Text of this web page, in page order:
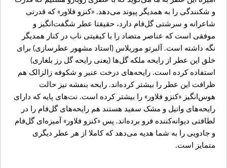
و شکنندگی را به همدیگر پیوند می‌دهد. «کنزو فلاور» که قدرتی
شاعرانه و سرشتی گل‌فام دارد، حقیقتا عطر شگفت‌انگیز و
موفقی است که عناصر متضاد را با کیفیتی ناب در کنار همدیگر
نگه داشته است. آلبرتو موریلاس (استاد مشهور عطرسازی) برای
خلق این عطر از رایحه ملکه گل‌ها (یعنی رایحه گل رز بلغاری)
استفاده کرده است. رایحه‌های درخت عنبر و شکوفه زالزالک هم
ظرافت این عطر را بیشتر کرده‌اند. رایحه بنفشه نیز حالت
هوس‌انگیز «کنزو فلاور» را بیشتر کرده است. نت‌های پایه که دارای
رایحه‌های وانیل و مشک سفید هستند هم رایحه‌های گل‌فام را در
لطافتی دیوانه‌کننده فرو برده‌اند. پس «کنزو فلاور» آمیزه‌ای گل‌فام
و جادویی را به شما هدیه می‌دهد که کاملا از هر عطر دیگری
متمایز است.